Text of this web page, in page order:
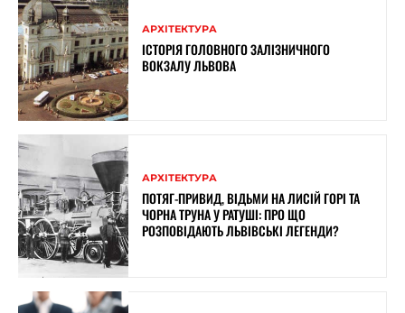
АРХІТЕКТУРА
ІСТОРІЯ ГОЛОВНОГО ЗАЛІЗНИЧНОГО
ВОКЗАЛУ ЛЬВОВА
АРХІТЕКТУРА
ПОТЯГ-ПРИВИД, ВІДЬМИ НА ЛИСІЙ ГОРІ ТА
ЧОРНА ТРУНА У РАТУШІ: ПРО ЩО
РОЗПОВІДАЮТЬ ЛЬВІВСЬКІ ЛЕГЕНДИ?